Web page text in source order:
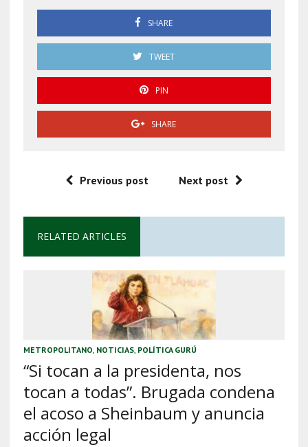
SHARE
TWEET
PIN
SHARE
Previous post Next post
RELATED ARTICLES
METROPOLITANO, NOTICIAS, POLÍTICA GURÚ
“Si tocan a la presidenta, nos
tocan a todas”. Brugada condena
el acoso a Sheinbaum y anuncia
acción legal